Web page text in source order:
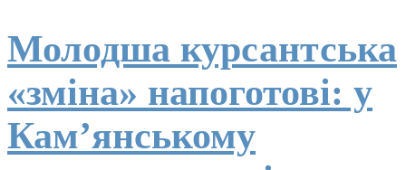
Молодша курсантська
«зміна» напоготові: у
Кам’янському